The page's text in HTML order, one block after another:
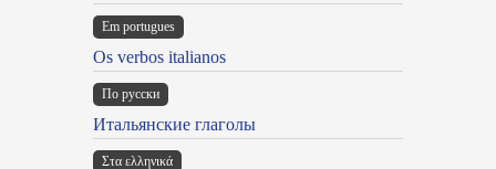
Em portugues
Os verbos italianos
По русски
Итальянские глаголы
Στα ελληνικά